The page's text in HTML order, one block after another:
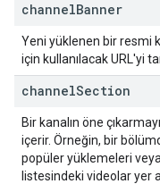
channelBanner
Yeni yüklenen bir resmi
için kullanılacak URL'yi
channelSection
Bir kanalın öne
içerir. Örneğin, bir
popüler yüklemeleri
listesindeki videolar yer